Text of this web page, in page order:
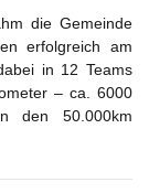
die Gemeinde
erfolgreich am
in 12 Teams
– ca. 6000
den 50.000km